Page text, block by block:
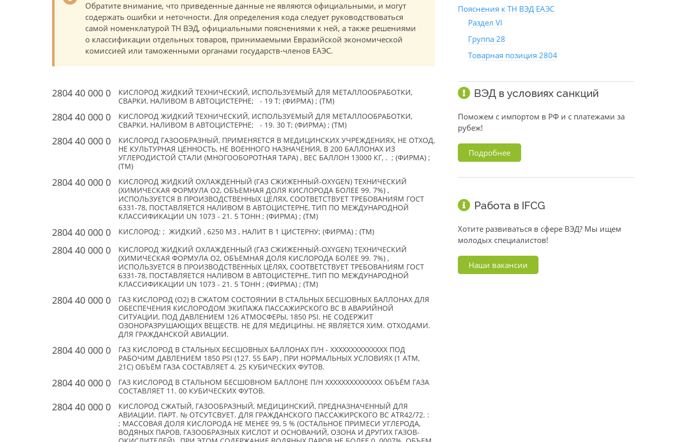
Обратите внимание, что приведенные данные не являются официальными, и могут
содержать ошибки и неточности. Для определения кода следует руководствоваться
самой номенклатурой ТН ВЭД, официальными пояснениями к ней, а также решениями
о классификации отдельных товаров, принимаемыми Евразийской экономической
комиссией или таможенными органами государств-членов ЕАЭС.
2804 40 000 0
КИСЛОРОД ЖИДКИЙ ТЕХНИЧЕСКИЙ, ИСПОЛЬЗУЕМЫЙ ДЛЯ МЕТАЛЛООБРАБОТКИ,
СВАРКИ, НАЛИВОМ В АВТОЦИСТЕРНЕ; - 19 Т; (ФИРМА) ; (TM)
2804 40 000 0
КИСЛОРОД ЖИДКИЙ ТЕХНИЧЕСКИЙ, ИСПОЛЬЗУЕМЫЙ ДЛЯ МЕТАЛЛООБРАБОТКИ,
СВАРКИ, НАЛИВОМ В АВТОЦИСТЕРНЕ; - 19. 30 Т; (ФИРМА) ; (TM)
2804 40 000 0
КИСЛОРОД ГАЗООБРАЗНЫЙ, ПРИМЕНЯЕТСЯ В МЕДИЦИНСКИХ УЧРЕЖДЕНИЯХ, НЕ ОТХОД,
НЕ КУЛЬТУРНАЯ ЦЕННОСТЬ, НЕ ВОЕННОГО НАЗНАЧЕНИЯ, В 200 БАЛЛОНАХ ИЗ
УГЛЕРОДИСТОЙ СТАЛИ (МНОГООБОРОТНАЯ ТАРА) , ВЕС БАЛЛОН 13000 КГ, . ; (ФИРМА) ;
(TM)
2804 40 000 0
КИСЛОРОД ЖИДКИЙ ОХЛАЖДЕННЫЙ (ГАЗ СЖИЖЕННЫЙ-OXYGEN) ТЕХНИЧЕСКИЙ
(ХИМИЧЕСКАЯ ФОРМУЛА О2, ОБЪЕМНАЯ ДОЛЯ КИСЛОРОДА БОЛЕЕ 99. 7%) ,
ИСПОЛЬЗУЕТСЯ В ПРОИЗВОДСТВЕННЫХ ЦЕЛЯХ, СООТВЕТСТВУЕТ ТРЕБОВАНИЯМ ГОСТ
6331-78, ПОСТАВЛЯЕТСЯ НАЛИВОМ В АВТОЦИСТЕРНЕ, ТИП ПО МЕЖДУНАРОДНОЙ
КЛАССИФИКАЦИИ UN 1073 - 21. 5 ТОНН ; (ФИРМА) ; (TM)
2804 40 000 0 КИСЛОРОД: ; ЖИДКИЙ , 6250 М3 , НАЛИТ В 1 ЦИСТЕРНУ; (ФИРМА) ; (TM)
2804 40 000 0
КИСЛОРОД ЖИДКИЙ ОХЛАЖДЕННЫЙ (ГАЗ СЖИЖЕННЫЙ-OXYGEN) ТЕХНИЧЕСКИЙ
(ХИМИЧЕСКАЯ ФОРМУЛА О2, ОБЪЕМНАЯ ДОЛЯ КИСЛОРОДА БОЛЕЕ 99. 7%) ,
ИСПОЛЬЗУЕТСЯ В ПРОИЗВОДСТВЕННЫХ ЦЕЛЯХ, СООТВЕТСТВУЕТ ТРЕБОВАНИЯМ ГОСТ
6331-78, ПОСТАВЛЯЕТСЯ НАЛИВОМ В АВТОЦИСТЕРНЕ, ТИП ПО МЕЖДУНАРОДНОЙ
КЛАССИФИКАЦИИ UN 1073 - 21. 5 ТОНН ; (ФИРМА) ; (TM)
2804 40 000 0
ГАЗ КИСЛОРОД (О2) В СЖАТОМ СОСТОЯНИИ В СТАЛЬНЫХ БЕСШОВНЫХ БАЛЛОНАХ ДЛЯ
ОБЕСПЕЧЕНИЯ КИСЛОРОДОМ ЭКИПАЖА ПАССАЖИРСКОГО ВС В АВАРИЙНОЙ
СИТУАЦИИ, ПОД ДАВЛЕНИЕМ 126 АТМОСФЕРЫ, 1850 PSI. НЕ СОДЕРЖИТ
ОЗОНОРАЗРУШАЮЩИХ ВЕЩЕСТВ. НЕ ДЛЯ МЕДИЦИНЫ. НЕ ЯВЛЯЕТСЯ ХИМ. ОТХОДАМИ.
ДЛЯ ГРАЖДАНСКОЙ АВИАЦИИ.
2804 40 000 0
ГАЗ КИСЛОРОД В СТАЛЬНЫХ БЕСШОВНЫХ БАЛЛОНАХ П/Н - XXXXXXXXXXXXXX ПОД
РАБОЧИМ ДАВЛЕНИЕМ 1850 PSI (127. 55 БАР) , ПРИ НОРМАЛЬНЫХ УСЛОВИЯХ (1 АТМ,
21С) ОБЪЁМ ГАЗА СОСТАВЛЯЕТ 4. 25 КУБИЧЕСКИХ ФУТОВ.
2804 40 000 0
ГАЗ КИСЛОРОД В СТАЛЬНОМ БЕСШОВНОМ БАЛЛОНЕ П/Н XXXXXXXXXXXXXX ОБЪЁМ ГАЗА
СОСТАВЛЯЕТ 11. 00 КУБИЧЕСКИХ ФУТОВ.
2804 40 000 0
КИСЛОРОД СЖАТЫЙ, ГАЗООБРАЗНЫЙ, МЕДИЦИНСКИЙ, ПРЕДНАЗНАЧЕННЫЙ ДЛЯ
АВИАЦИИ. ПАРТ. № ОТСУТСВУЕТ. ДЛЯ ГРАЖДАНСКОГО ПАССАЖИРСКОГО ВС ATR42/72. :
; МАССОВАЯ ДОЛЯ КИСЛОРОДА НЕ МЕНЕЕ 99, 5 % (ОСТАЛЬНОЕ ПРИМЕСИ УГЛЕРОДА,
ВОДЯНЫХ ПАРОВ, ГАЗООБРАЗНЫХ КИСЛОТ И ОСНОВАНИЙ, ОЗОНА И ДРУГИХ ГАЗОВ-
Пояснения к ТН ВЭД ЕАЭС
Раздел VI
Группа 28
Товарная позиция 2804
ВЭД в условиях санкций
Поможем с импортом в РФ и с платежами за
рубеж!
Подробнее
Работа в IFCG
Хотите развиваться в сфере ВЭД? Мы ищем
молодых специалистов!
Наши вакансии